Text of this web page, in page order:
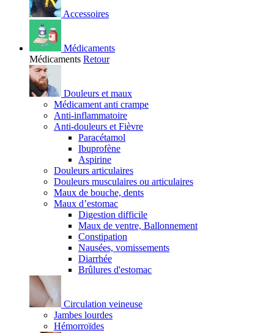
Accessoires
Médicaments
Médicaments Retour
Douleurs et maux
Médicament anti crampe
Anti-inflammatoire
Anti-douleurs et Fièvre
Paracétamol
Ibuprofène
Aspirine
Douleurs articulaires
Douleurs musculaires ou articulaires
Maux de bouche, dents
Maux d’estomac
Digestion difficile
Maux de ventre, Ballonnement
Constipation
Nausées, vomissements
Diarrhée
Brûlures d'estomac
Circulation veineuse
Jambes lourdes
Hémorroïdes